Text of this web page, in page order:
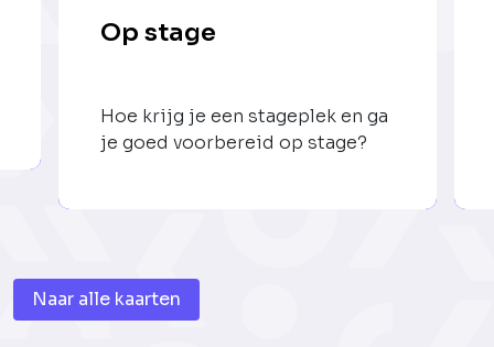
Op stage
Hoe krijg je een stageplek en ga
je goed voorbereid op stage?
Naar alle kaarten